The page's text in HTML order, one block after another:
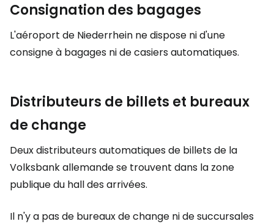
Consignation des bagages
L'aéroport de Niederrhein ne dispose ni d'une
consigne à bagages ni de casiers automatiques.
Distributeurs de billets et bureaux
de change
Deux distributeurs automatiques de billets de la
Volksbank allemande se trouvent dans la zone
publique du hall des arrivées.
Il n'y a pas de bureaux de change ni de succursales